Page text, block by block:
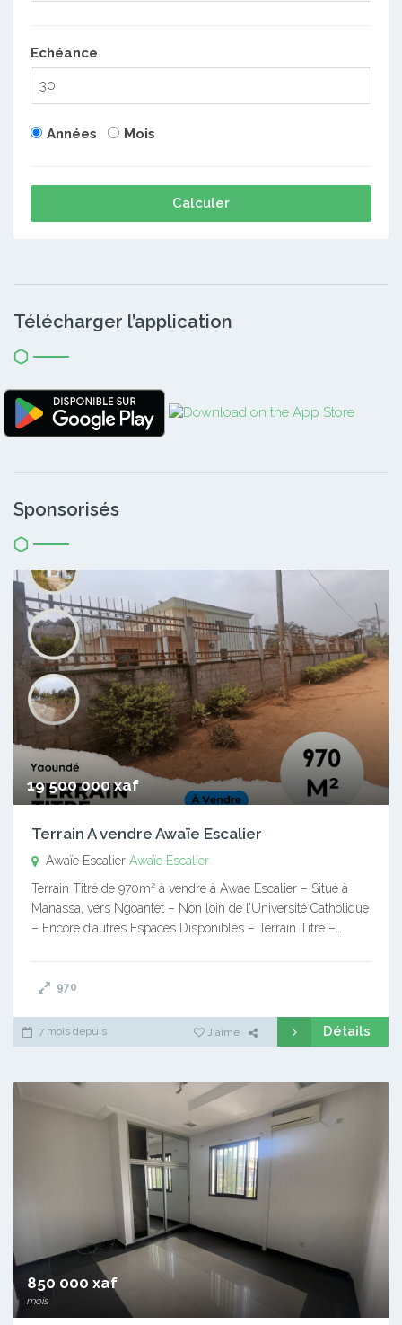
Echéance
Années Mois
Calculer
Télécharger l’application
Sponsorisés
19 500 000 xaf
Terrain A vendre Awaïe Escalier
Awaïe Escalier Awaïe Escalier
Terrain Titré de 970m² à vendre à Awae Escalier – Situé à
Manassa, vers Ngoantet – Non loin de l’Université Catholique
– Encore d’autres Espaces Disponibles – Terrain Titré –…
970
7 mois depuis J'aime Détails
850 000 xaf
mois